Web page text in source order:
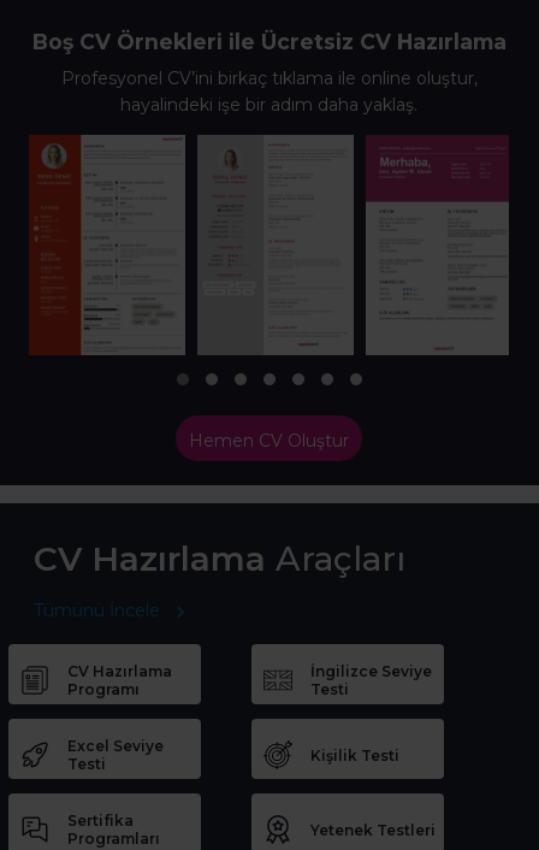
Boş CV Örnekleri ile Ücretsiz CV Hazırlama
Profesyonel CV’ini birkaç tıklama ile online oluştur,
hayalindeki işe bir adım daha yaklaş.
Hemen CV Oluştur
CV Hazırlama Araçları
Tümünü İncele
CV Hazırlama
Programı
İngilizce Seviye
Testi
Excel Seviye
Testi
Kişilik Testi
Sertifika
Programları
Yetenek Testleri